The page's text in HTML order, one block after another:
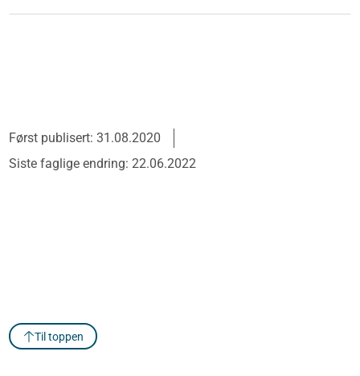
Først publisert: 31.08.2020
Siste faglige endring: 22.06.2022
Til toppen